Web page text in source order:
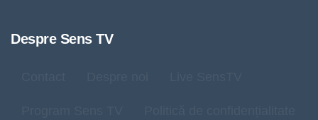
Despre Sens TV